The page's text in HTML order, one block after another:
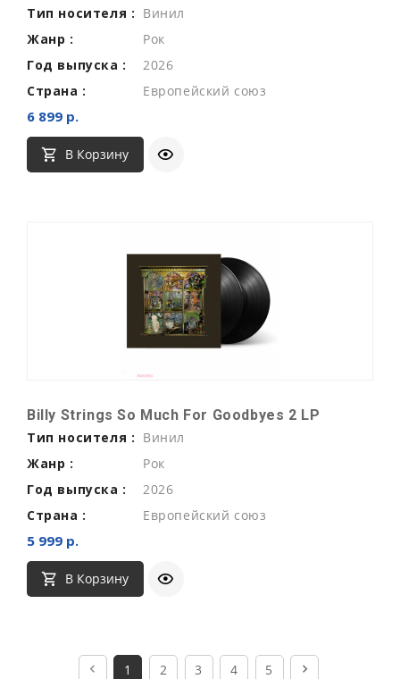
Тип носителя : Винил
Жанр :
Рок
Год выпуска :
2026
Страна :
Европейский союз
6 899 р.
В Корзину
Billy Strings So Much For Goodbyes 2 LP
Тип носителя : Винил
Жанр :
Рок
Год выпуска :
2026
Страна :
Европейский союз
5 999 р.
В Корзину
1 2 3 4 5